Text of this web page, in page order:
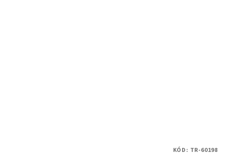
KÓD: TR-60198